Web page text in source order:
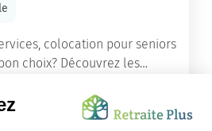
colocation pour seniors
Découvrez les
l'article